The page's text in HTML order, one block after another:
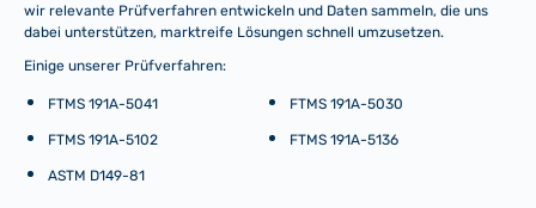
wir relevante Prüfverfahren entwickeln und Daten sammeln, die uns
dabei unterstützen, marktreife Lösungen schnell umzusetzen.
Einige unserer Prüfverfahren:
FTMS 191A-5041 FTMS 191A-5030
FTMS 191A-5102 FTMS 191A-5136
ASTM D149-81